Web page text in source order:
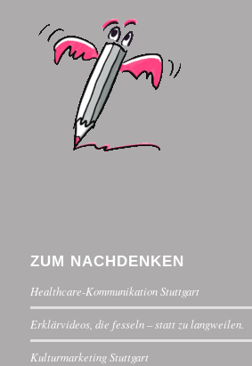
ZUM NACHDENKEN
Healthcare-Kommunikation Stuttgart
Erklärvideos, die fesseln – statt zu langweilen.
Kulturmarketing Stuttgart